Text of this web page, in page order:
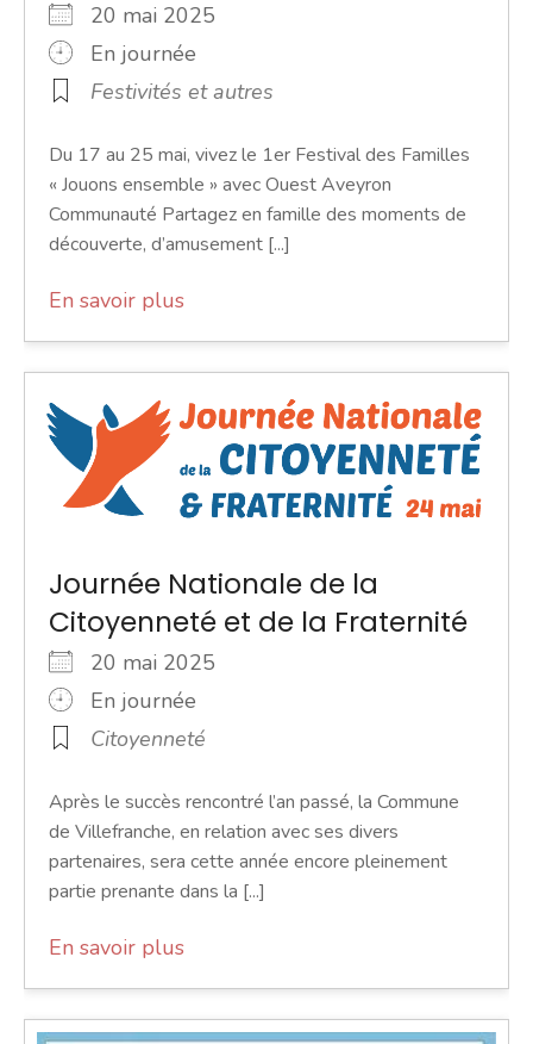
20 mai 2025
En journée
Festivités et autres
Du 17 au 25 mai, vivez le 1er Festival des Familles
« Jouons ensemble » avec Ouest Aveyron
Communauté Partagez en famille des moments de
découverte, d’amusement [...]
En savoir plus
Journée Nationale de la
Citoyenneté et de la Fraternité
20 mai 2025
En journée
Citoyenneté
Après le succès rencontré l’an passé, la Commune
de Villefranche, en relation avec ses divers
partenaires, sera cette année encore pleinement
partie prenante dans la [...]
En savoir plus